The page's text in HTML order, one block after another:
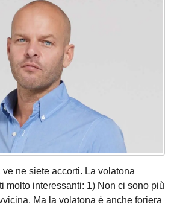
ve ne siete accorti. La volatona
molto interessanti: 1) Non ci sono più
Ma la volatona è anche foriera